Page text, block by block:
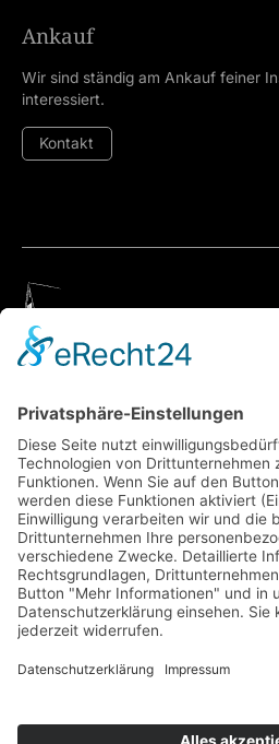
Ankauf
Wir sind ständig am Ankauf feiner
interessiert.
Kontakt
Anfahrt über Google Maps
Geigenbauatelier Ulm GmbH
Auf dem Kreuz 4
89073 Ulm
Telefon+49 731 176 11 39
Telefax +49 731 176 11 44
WhatsApp schicken